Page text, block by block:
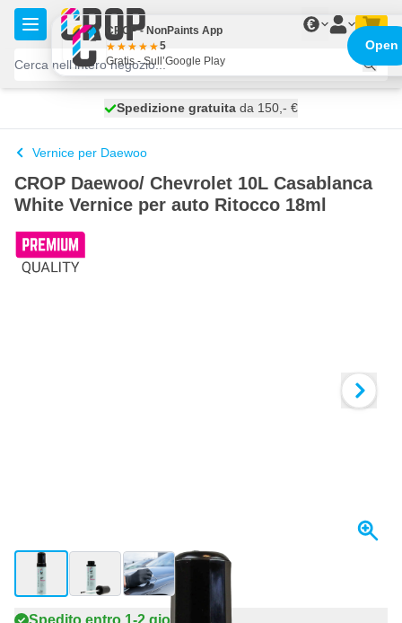
Salta al contenuto
€
spedito domani
Spedizione gratuita da 150,- €
100 giorni
Vernice per Daewoo
CROP Daewoo/ Chevrolet 10L Casablanca
White Vernice per auto Ritocco 18ml
View larger imageView larger imageView larger image
CROP - NonPaints App
5
Gratis - Sull’Google Play
Open